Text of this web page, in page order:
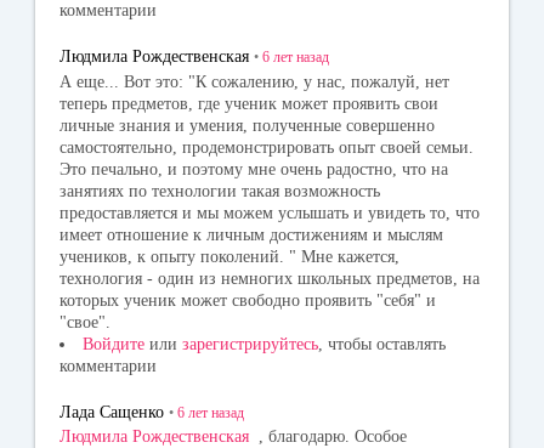
комментарии
Людмила Рождественская • 6 лет назад
А еще... Вот это: "К сожалению, у нас, пожалуй, нет
теперь предметов, где ученик может проявить свои
личные знания и умения, полученные совершенно
самостоятельно, продемонстрировать опыт своей семьи.
Это печально, и поэтому мне очень радостно, что на
занятиях по технологии такая возможность
предоставляется и мы можем услышать и увидеть то, что
имеет отношение к личным достижениям и мыслям
учеников, к опыту поколений. " Мне кажется,
технология - один из немногих школьных предметов, на
которых ученик может свободно проявить "себя" и
"свое".
Войдите или зарегистрируйтесь , чтобы оставлять
комментарии
Лада Сащенко • 6 лет назад
Людмила Рождественская , благодарю. Особое